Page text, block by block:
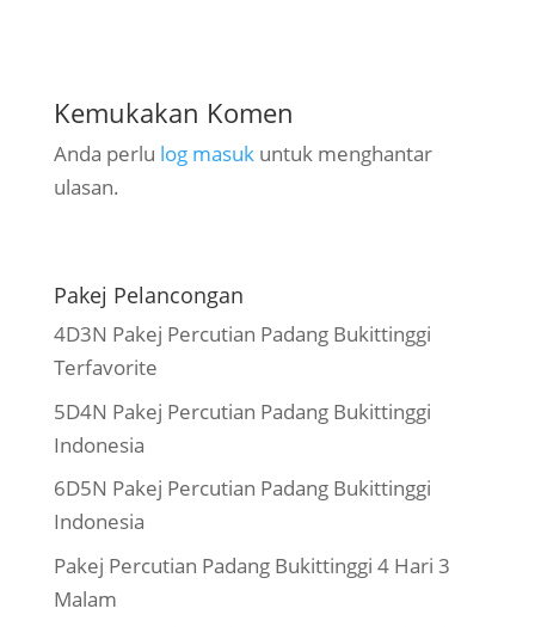
Kemukakan Komen
Anda perlu log masukuntuk menghantar
ulasan.
Pakej Pelancongan
4D3N Pakej Percutian Padang Bukittinggi
Terfavorite
5D4N Pakej Percutian Padang Bukittinggi
Indonesia
6D5N Pakej Percutian Padang Bukittinggi
Indonesia
Pakej Percutian Padang Bukittinggi 4 Hari 3
Malam